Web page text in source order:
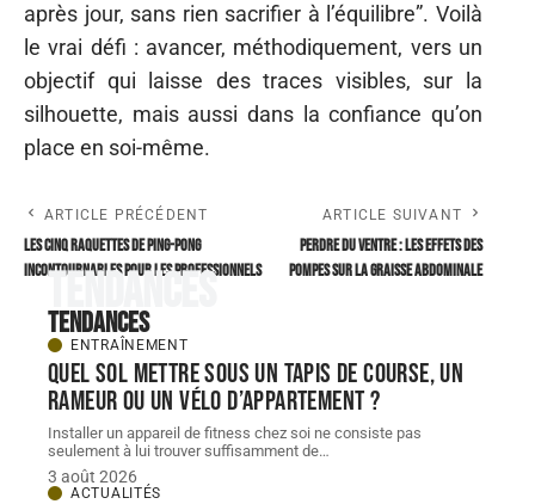
après jour, sans rien sacrifier à l’équilibre”. Voilà
le vrai défi : avancer, méthodiquement, vers un
objectif qui laisse des traces visibles, sur la
silhouette, mais aussi dans la confiance qu’on
place en soi-même.
ARTICLE PRÉCÉDENT
Les cinq raquettes de ping-pong
incontournables pour les professionnels
ARTICLE SUIVANT
Perdre du ventre : les effets des
pompes sur la graisse abdominale
Tendances
Tendances
ENTRAÎNEMENT
Quel sol mettre sous un tapis de course, un
rameur ou un vélo d’appartement ?
Installer un appareil de fitness chez soi ne consiste pas
seulement à lui trouver suffisamment de…
3 août 2026
ACTUALITÉS